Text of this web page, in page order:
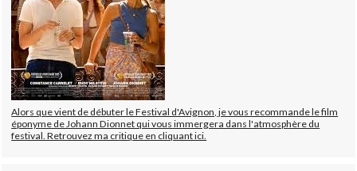
Alors que vient de débuter le Festival d'Avignon, je vous recommande le film
éponyme de Johann Dionnet qui vous immergera dans l'atmosphère du
festival. Retrouvez ma critique en cliquant ici.